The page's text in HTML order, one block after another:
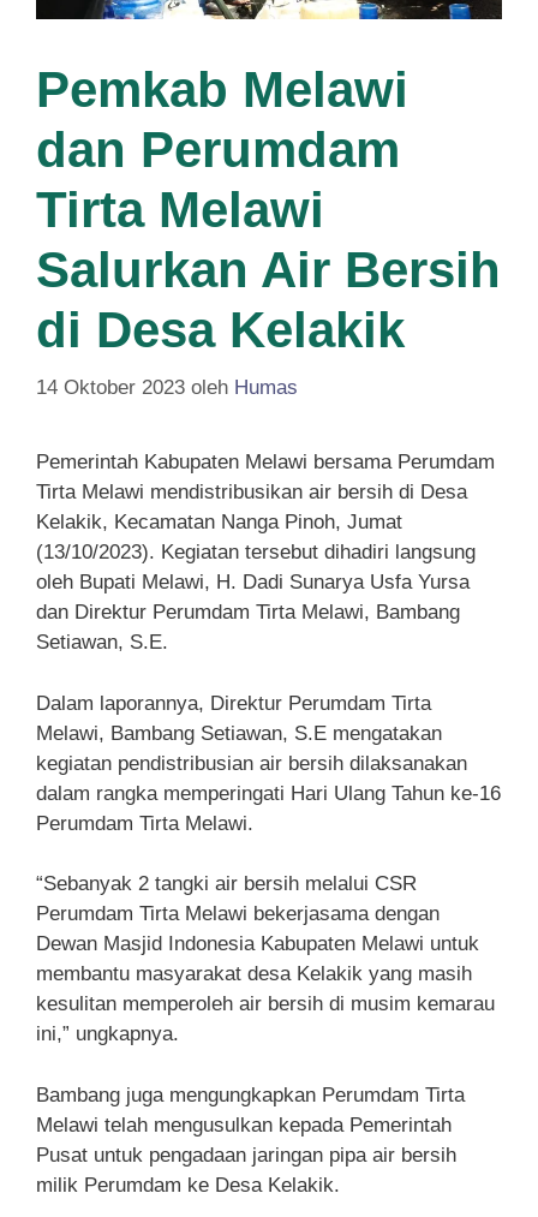
Pemkab Melawi
dan Perumdam
Tirta Melawi
Salurkan Air Bersih
di Desa Kelakik
14 Oktober 2023 oleh Humas
Pemerintah Kabupaten Melawi bersama Perumdam
Tirta Melawi mendistribusikan air bersih di Desa
Kelakik, Kecamatan Nanga Pinoh, Jumat
(13/10/2023). Kegiatan tersebut dihadiri langsung
oleh Bupati Melawi, H. Dadi Sunarya Usfa Yursa
dan Direktur Perumdam Tirta Melawi, Bambang
Setiawan, S.E.
Dalam laporannya, Direktur Perumdam Tirta
Melawi, Bambang Setiawan, S.E mengatakan
kegiatan pendistribusian air bersih dilaksanakan
dalam rangka memperingati Hari Ulang Tahun ke-16
Perumdam Tirta Melawi.
“Sebanyak 2 tangki air bersih melalui CSR
Perumdam Tirta Melawi bekerjasama dengan
Dewan Masjid Indonesia Kabupaten Melawi untuk
membantu masyarakat desa Kelakik yang masih
kesulitan memperoleh air bersih di musim kemarau
ini,” ungkapnya.
Bambang juga mengungkapkan Perumdam Tirta
Melawi telah mengusulkan kepada Pemerintah
Pusat untuk pengadaan jaringan pipa air bersih
milik Perumdam ke Desa Kelakik.